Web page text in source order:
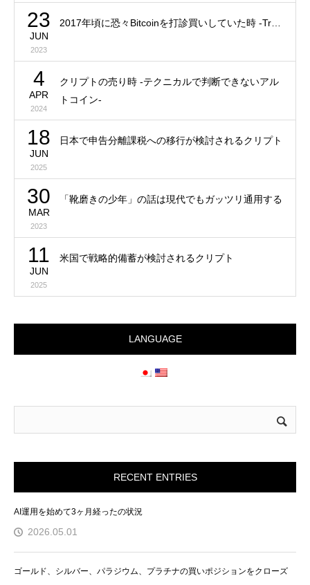
23
JUN
2023
2017年頃に恐々Bitcoinを打診買いしていた時 -Tr…
4
APR
2024
クリプトの売り時 -テクニカルで判断できないアル
トコイン-
18
JUN
2025
日本で申告分離課税への移行が検討されるクリプト
30
MAR
2023
「靴磨きの少年」の話は現代でもガッツリ通用する
11
JUN
2025
米国で戦略的備蓄が検討されるクリプト
LANGUAGE
RECENT ENTRIES
AI運用を始めて3ヶ月経ったの状況
2026.05.01
ゴールド、シルバー、パラジウム、プラチナの買いポジションをクローズ